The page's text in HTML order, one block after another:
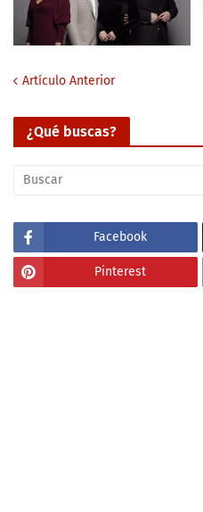
Artículo Anterior
¿Qué buscas?
Facebook
Pinterest